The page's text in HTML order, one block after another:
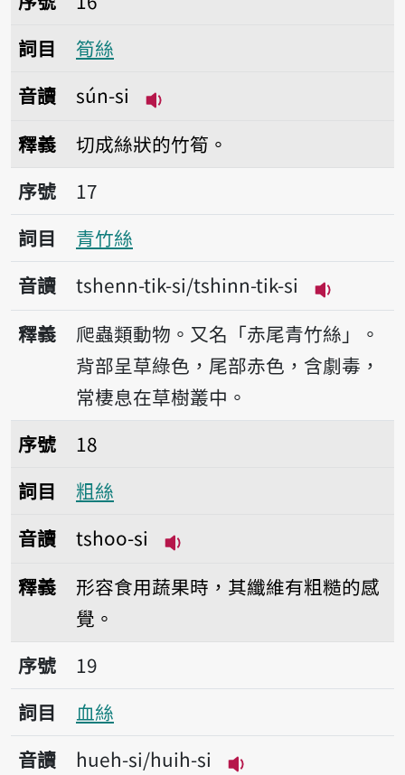
詞目
筍絲
音讀
sún-si
釋義
切成絲狀的竹筍。
序號17青竹絲
序號
17
詞目
青竹絲
音讀
tshenn-tik-si/tshinn-tik-si
播放音
釋義
爬蟲類動物。又名「赤尾青竹絲」。
背部呈草綠色，尾部赤色，含劇毒，
常棲息在草樹叢中。
序號18粗絲
序號
18
詞目
粗絲
音讀
tshoo-si
釋義
形容食用蔬果時，其纖維有粗糙的感
覺。
序號19血絲
序號
19
詞目
血絲
音讀
hueh-si/huih-si